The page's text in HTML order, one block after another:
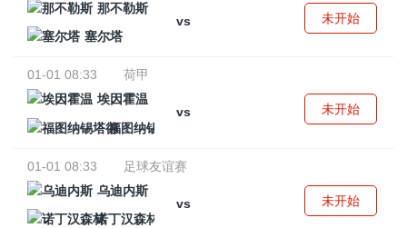
那不勒斯
vs
塞尔塔
未开始
01-01 08:33
荷甲
埃因霍温
vs
福图纳锡塔德
未开始
01-01 08:33
足球友谊赛
乌迪内斯
vs
诺丁汉森林
未开始